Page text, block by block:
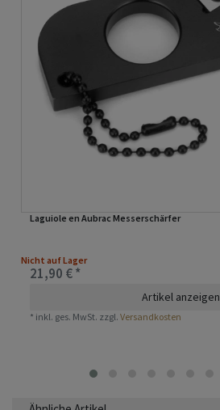
Laguiole en Aubrac Messerschärfer
Nicht auf Lager
21,90 € *
Artikel anzeigen
* inkl. ges. MwSt. zzgl.Versandkosten